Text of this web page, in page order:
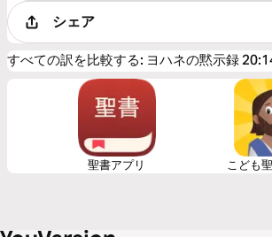
シェア
すべての訳を比較する: ヨハネの黙示録
聖書アプリ こども